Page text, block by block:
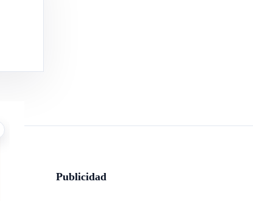
Publicidad